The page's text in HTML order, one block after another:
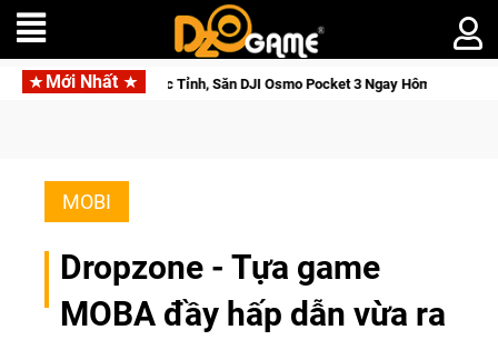
Mới Nhất
Giới Thức Tỉnh, Săn DJI Osmo Pocket 3 Ngay Hôm Nay
MOBI
Dropzone - Tựa game
MOBA đầy hấp dẫn vừa ra